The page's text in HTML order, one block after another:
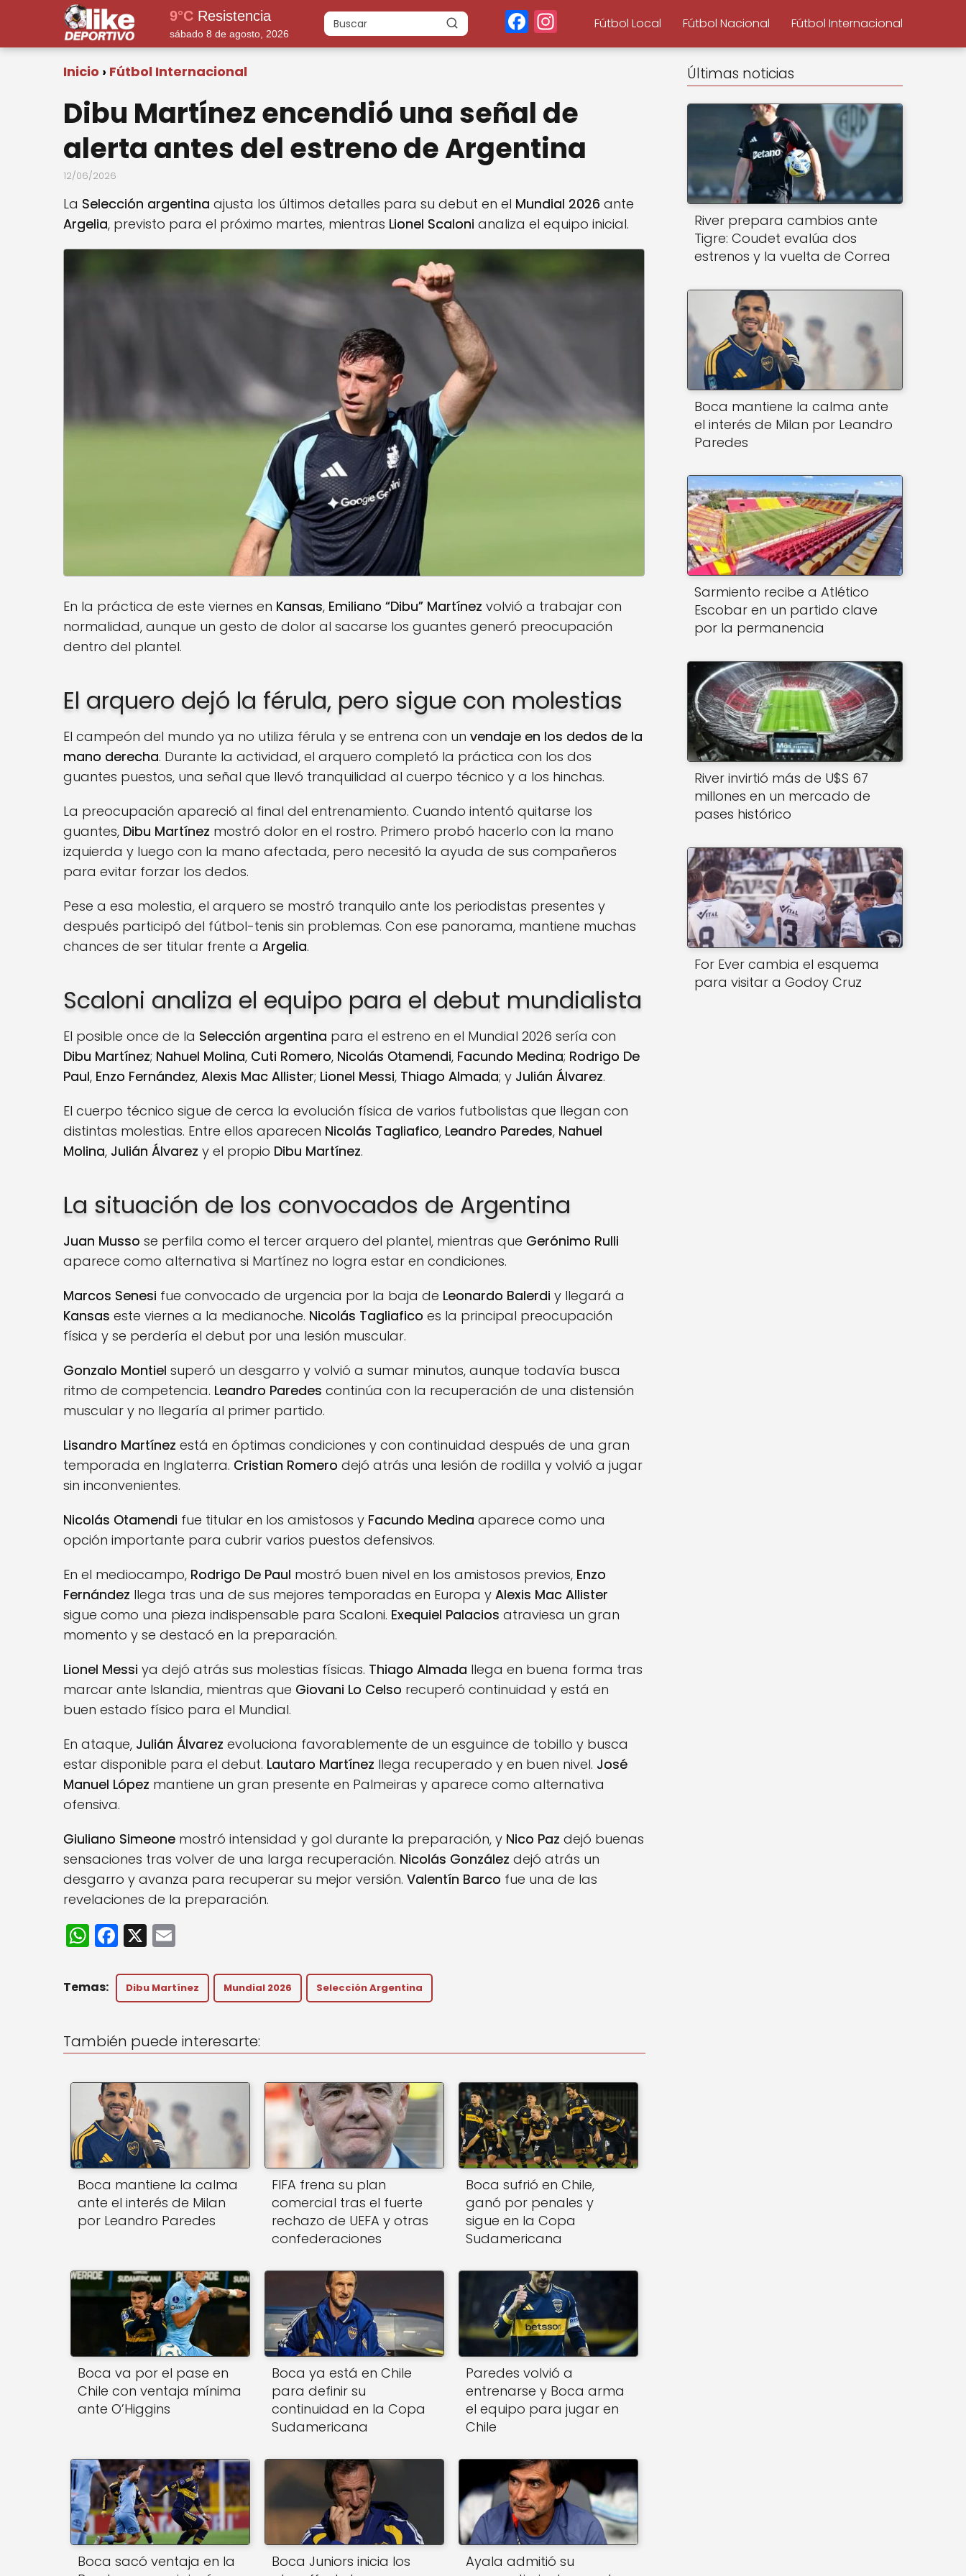
9°C Resistencia
sábado 8 de agosto, 2026 F
a
b
o
o
In
st
r
a
m
Fútbol Local Fútbol Nacional Fútbol Internacional
Inicio Fútbol Internacional
Dibu Martínez encendió una señal de
alerta antes del estreno de Argentina
12/06/2026
La Selección argentina ajusta los últimos detalles para su debut en el Mundial 2026 ante
Argelia, previsto para el próximo martes, mientras Lionel Scaloni analiza el equipo inicial.
En la práctica de este viernes en Kansas, Emiliano “Dibu” Martínez volvió a trabajar con
normalidad, aunque un gesto de dolor al sacarse los guantes generó preocupación
dentro del plantel.
El arquero dejó la férula, pero sigue con molestias
El campeón del mundo ya no utiliza férula y se entrena con un vendaje en los dedos de la
mano derecha. Durante la actividad, el arquero completó la práctica con los dos
guantes puestos, una señal que llevó tranquilidad al cuerpo técnico y a los hinchas.
La preocupación apareció al final del entrenamiento. Cuando intentó quitarse los
guantes, Dibu Martínez mostró dolor en el rostro. Primero probó hacerlo con la mano
izquierda y luego con la mano afectada, pero necesitó la ayuda de sus compañeros
para evitar forzar los dedos.
Pese a esa molestia, el arquero se mostró tranquilo ante los periodistas presentes y
después participó del fútbol-tenis sin problemas. Con ese panorama, mantiene muchas
chances de ser titular frente a Argelia.
Scaloni analiza el equipo para el debut mundialista
El posible once de la Selección argentina para el estreno en el Mundial 2026 sería con
Dibu Martínez; Nahuel Molina, Cuti Romero, Nicolás Otamendi, Facundo Medina; Rodrigo De
Paul, Enzo Fernández, Alexis Mac Allister; Lionel Messi, Thiago Almada; y Julián Álvarez.
El cuerpo técnico sigue de cerca la evolución física de varios futbolistas que llegan con
distintas molestias. Entre ellos aparecen Nicolás Tagliafico, Leandro Paredes, Nahuel
Molina, Julián Álvarez y el propio Dibu Martínez.
La situación de los convocados de Argentina
Juan Musso se perfila como el tercer arquero del plantel, mientras que Gerónimo Rulli
aparece como alternativa si Martínez no logra estar en condiciones.
Marcos Senesi fue convocado de urgencia por la baja de Leonardo Balerdi y llegará a
Kansas este viernes a la medianoche. Nicolás Tagliafico es la principal preocupación
física y se perdería el debut por una lesión muscular.
Gonzalo Montiel superó un desgarro y volvió a sumar minutos, aunque todavía busca
ritmo de competencia. Leandro Paredes continúa con la recuperación de una distensión
muscular y no llegaría al primer partido.
Lisandro Martínez está en óptimas condiciones y con continuidad después de una gran
temporada en Inglaterra. Cristian Romero dejó atrás una lesión de rodilla y volvió a jugar
sin inconvenientes.
Nicolás Otamendi fue titular en los amistosos y Facundo Medina aparece como una
opción importante para cubrir varios puestos defensivos.
En el mediocampo, Rodrigo De Paul mostró buen nivel en los amistosos previos, Enzo
Fernández llega tras una de sus mejores temporadas en Europa y Alexis Mac Allister
sigue como una pieza indispensable para Scaloni. Exequiel Palacios atraviesa un gran
momento y se destacó en la preparación.
Lionel Messi ya dejó atrás sus molestias físicas. Thiago Almada llega en buena forma tras
marcar ante Islandia, mientras que Giovani Lo Celso recuperó continuidad y está en
buen estado físico para el Mundial.
En ataque, Julián Álvarez evoluciona favorablemente de un esguince de tobillo y busca
estar disponible para el debut. Lautaro Martínez llega recuperado y en buen nivel. José
Manuel López mantiene un gran presente en Palmeiras y aparece como alternativa
ofensiva.
Giuliano Simeone mostró intensidad y gol durante la preparación, y Nico Paz dejó buenas
sensaciones tras volver de una larga recuperación. Nicolás González dejó atrás un
desgarro y avanza para recuperar su mejor versión. Valentín Barco fue una de las
revelaciones de la preparación.
W
h
a
A
p
F
a
c
e
o
k
X
ai
l
Dibu Martínez Mundial 2026 Selección Argentina
También puede interesarte:
Boca mantiene la calma
ante el interés de Milan
por Leandro Paredes
FIFA frena su plan
comercial tras el fuerte
rechazo de UEFA y otras
confederaciones
Boca sufrió en Chile,
ganó por penales y
sigue en la Copa
Sudamericana
Boca va por el pase en
Chile con ventaja mínima
ante O’Higgins
Boca ya está en Chile
para definir su
continuidad en la Copa
Sudamericana
Paredes volvió a
entrenarse y Boca arma
el equipo para jugar en
Chile
Boca sacó ventaja en la
Boca Juniors inicia los
Ayala admitió su
Últimas noticias
River prepara cambios ante
Tigre: Coudet evalúa dos
estrenos y la vuelta de Correa
Boca mantiene la calma ante
el interés de Milan por Leandro
Paredes
Sarmiento recibe a Atlético
Escobar en un partido clave
por la permanencia
River invirtió más de U$S 67
millones en un mercado de
pases histórico
For Ever cambia el esquema
para visitar a Godoy Cruz